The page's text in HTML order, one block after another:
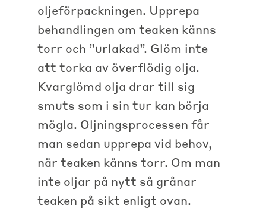
oljeförpackningen. Upprepa
behandlingen om teaken känns
torr och ”urlakad”. Glöm inte
att torka av överflödig olja.
Kvarglömd olja drar till sig
smuts som i sin tur kan börja
mögla. Oljningsprocessen får
man sedan upprepa vid behov,
när teaken känns torr. Om man
inte oljar på nytt så grånar
teaken på sikt enligt ovan.